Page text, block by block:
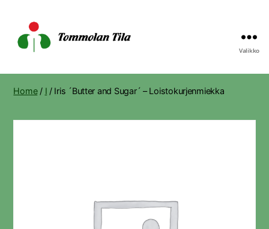
Tila
Valikko
Home/ I / Iris ´Butter and Sugar´ – Loistokurjenmiekka